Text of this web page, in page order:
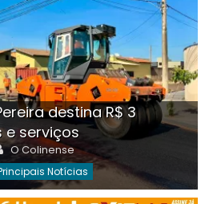
destina R$ 3
e serviços
Author
O Colinense
Notícias